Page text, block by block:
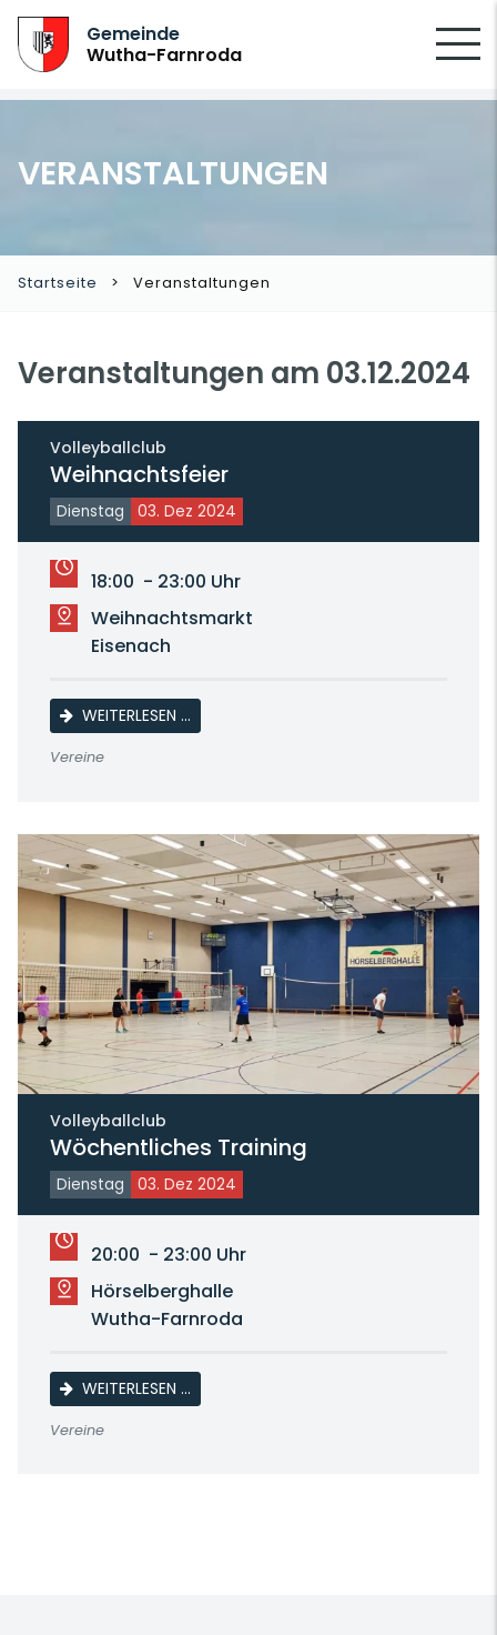
Gemeinde
Wutha-Farnroda
VERANSTALTUNGEN
Startseite Veranstaltungen
Veranstaltungen am 03.12.2024
Volleyballclub
Weihnachtsfeier
Dienstag 03. Dez 2024
18:00 - 23:00 Uhr
Weihnachtsmarkt
Eisenach
WEITERLESEN …WEIHNACHTSFEIER
Vereine
Volleyballclub
Wöchentliches Training
Dienstag 03. Dez 2024
20:00 - 23:00 Uhr
Hörselberghalle
Wutha-Farnroda
WEITERLESEN …WÖCHENTLICHES TRAINING
Vereine